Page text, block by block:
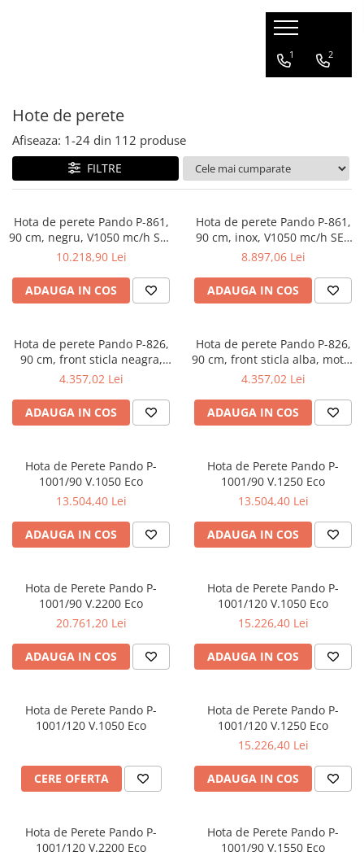
Frigidere
Congelatoare
Combine frigorifice
Vitrine de vin
Aparate de gatit
Cuptoare
Sertare
Plite incorporabile
Ingrijirea locuintei
Aspiratoare verticale
Apiratoare cu sac
Aspiratoare fara sac
Masini de spalat vase
Masini de spalat rufe
Masini de spalat rufe cu uscator
Uscatoare de rufe
Chiuvete
Compozit
Inox
Accesorii
Compozit
Consumabile & accesorii
aspiratoare
Detergenti pentru masina de
spalat rufe
spalat vase
Ingrijire rufe
1 2
Hote de perete
Afiseaza: 1-24 din 112 produse
FILTRE
Hota de perete Pando P-861,
90 cm, negru, V1050 mc/h SEC
PLUS - sistem de reducere a
10.218,90 Lei
ADAUGA IN COS
Hota de perete Pando P-861,
90 cm, inox, V1050 mc/h SEC
PLUS - sistem de reducere a
8.897,06 Lei
ADAUGA IN COS
Hota de perete Pando P-826,
90 cm, front sticla neagra,
motor V850 mc/h
4.357,02 Lei
ADAUGA IN COS
Hota de perete Pando P-826,
90 cm, front sticla alba, motor
V850 mc/h
4.357,02 Lei
ADAUGA IN COS
Hota de Perete Pando P-
1001/90 V.1050 Eco
13.504,40 Lei
ADAUGA IN COS
Hota de Perete Pando P-
1001/90 V.1250 Eco
13.504,40 Lei
ADAUGA IN COS
Hota de Perete Pando P-
1001/90 V.2200 Eco
20.761,20 Lei
ADAUGA IN COS
Hota de Perete Pando P-
1001/120 V.1050 Eco
15.226,40 Lei
ADAUGA IN COS
Hota de Perete Pando P-
1001/120 V.1050 Eco
CERE OFERTA
Hota de Perete Pando P-
1001/120 V.1250 Eco
15.226,40 Lei
ADAUGA IN COS
Hota de Perete Pando P-
1001/120 V.2200 Eco
Hota de Perete Pando P-
1001/90 V.1550 Eco